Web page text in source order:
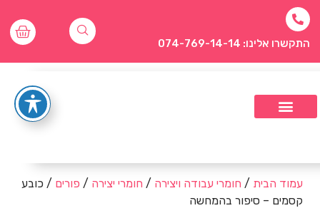
התקשרו אלינו: 074-769-14-14
עמוד הבית / חומרי עבודה ויצירה / חומרי יצירה / פורים / כובע
קסמים – סיפור בהמחשה